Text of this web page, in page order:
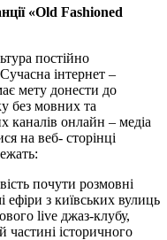
«Old Fashioned
постійно
інтернет –
мету донести до
без мовних та
каналів онлайн – медіа
на веб- сторінці
почути розмовні
ефіри з київських вулиць
live джаз-клубу,
історичного